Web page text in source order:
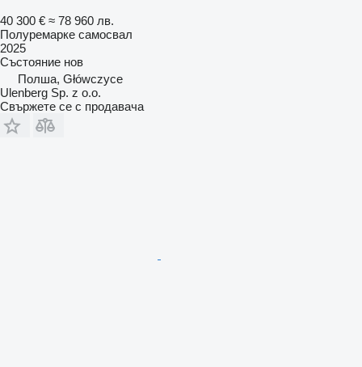
40 300 € ≈ 78 960 лв.
Полуремарке самосвал
2025
Състояние нов
Полша, Główczyce
Ulenberg Sp. z o.o.
Свържете се с продавача